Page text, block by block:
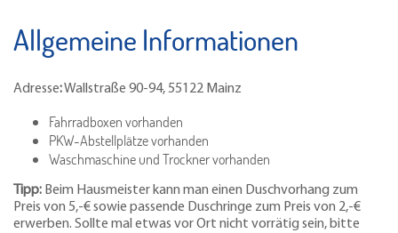
Allgemeine Informationen
Adresse:Wallstraße 90-94, 55122 Mainz
Fahrradboxen vorhanden
PKW-Abstellplätze vorhanden
Waschmaschine und Trockner vorhanden
Tipp: Beim Hausmeister kann man einen Duschvorhang zum
Preis von 5,-€ sowie passende Duschringe zum Preis von 2,-€
erwerben. Sollte mal etwas vor Ort nicht vorrätig sein, bitte